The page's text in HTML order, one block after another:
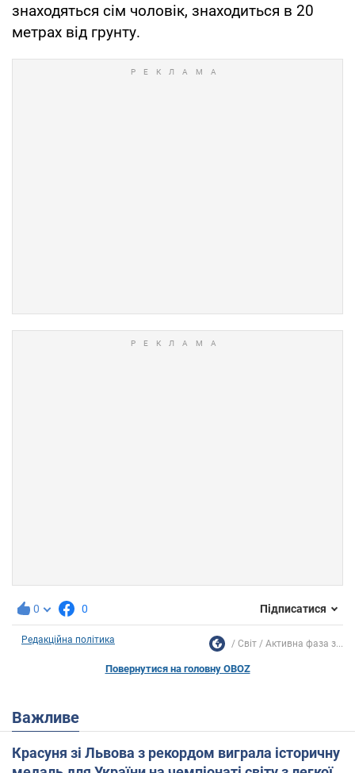
знаходяться сім чоловік, знаходиться в 20
метрах від грунту.
0 0 Підписатися
Редакційна політика Світ Активна фаза з...
Повернутися на головну OBOZ
Важливе
Красуня зі Львова з рекордом виграла історичну